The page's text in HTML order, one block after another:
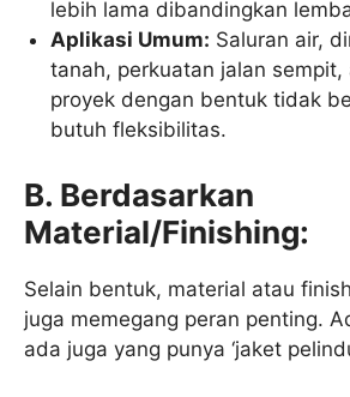
lebih lama dibandingkan
Aplikasi Umum: Saluran air,
tanah, perkuatan jalan sempit,
proyek dengan bentuk tidak
butuh fleksibilitas.
B. Berdasarkan
Material/Finishing:
Selain bentuk, material atau
juga memegang peran penting.
ada juga yang punya ‘jaket